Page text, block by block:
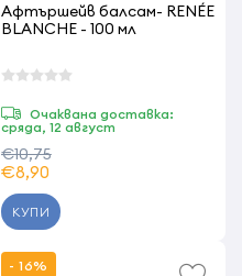
Афтършейв балсам- RENÉE
BLANCHE - 100 мл
Очаквана доставка:
сряда, 12 август
€10,75
€8,90
КУПИ
- 16%